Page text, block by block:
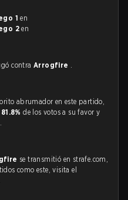
1 en
2 en
contraArrogfire .
abrumador en este partido,
81.8%de los votos a su favor y
.
se transmitió en strafe.com,
como este, visita el